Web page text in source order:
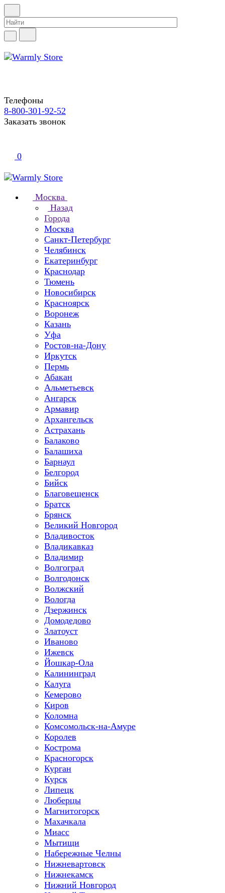
Телефоны
8-800-301-92-52
Заказать звонок
0
Москва
Назад
Города
Москва
Санкт-Петербург
Челябинск
Екатеринбург
Краснодар
Тюмень
Новосибирск
Красноярск
Воронеж
Казань
Уфа
Ростов-на-Дону
Иркутск
Пермь
Абакан
Альметьевск
Ангарск
Армавир
Архангельск
Астрахань
Балаково
Балашиха
Барнаул
Белгород
Бийск
Благовещенск
Братск
Брянск
Великий Новгород
Владивосток
Владикавказ
Владимир
Волгоград
Волгодонск
Волжский
Вологда
Дзержинск
Домодедово
Златоуст
Иваново
Ижевск
Йошкар-Ола
Калининград
Калуга
Кемерово
Киров
Коломна
Комсомольск-на-Амуре
Королев
Кострома
Красногорск
Курган
Курск
Липецк
Люберцы
Магнитогорск
Махачкала
Миасс
Мытищи
Набережные Челны
Нижневартовск
Нижнекамск
Нижний Новгород